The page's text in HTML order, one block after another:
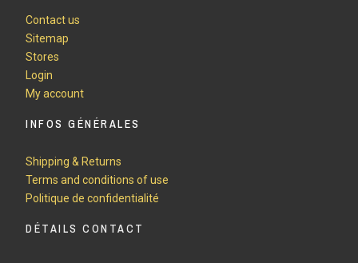
Contact us
Sitemap
Stores
Login
My account
INFOS GÉNÉRALES
Shipping & Returns
Terms and conditions of use
Politique de confidentialité
DÉTAILS CONTACT